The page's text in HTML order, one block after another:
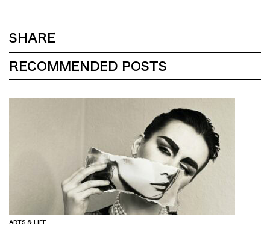
SHARE
RECOMMENDED POSTS
ARTS & LIFE